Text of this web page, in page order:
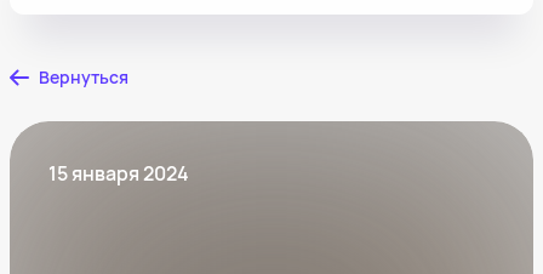
Вернуться
15 января 2024